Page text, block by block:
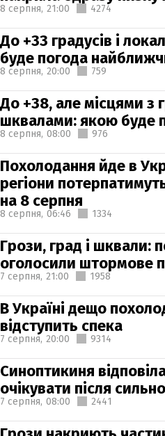
8 серпня, 21:00 4274
До +33 градусів і
буде погода
8 серпня, 20:00 759
До +38, але місцями з
шквалами: якою буде
8 серпня, 08:00 976
Похолодання йде в
регіони
на 8 серпня
8 серпня, 06:46 1334
Грози, град і шквали:
оголосили штормове
7 серпня, 21:00 1958
В Україні дещо
відступить спека
7 серпня, 20:00 9314
Синоптикиня
очікувати після
7 серпня, 08:00 2441